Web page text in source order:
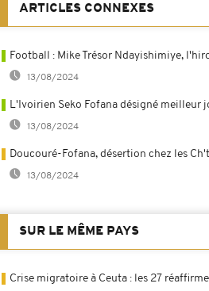
ARTICLES CONNEXES
Football : Mike Trésor Ndayishimiye,
13/08/2024
L'Ivoirien Seko Fofana désigné meilleur
13/08/2024
Doucouré-Fofana, désertion chez les
13/08/2024
SUR LE MÊME PAYS
Crise migratoire à Ceuta : les 27